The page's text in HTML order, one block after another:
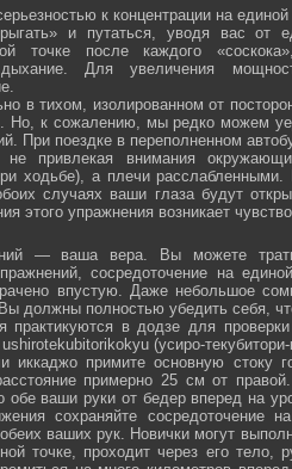
к концентрации на
и путаться, уводя вас от
точке после каждого
Для увеличения
в тихом, изолированном от
Но, к сожалению, мы редко можем
При поездке в переполненном
не привлекая внимания
ходьбе), а плечи расслабленными.
случаях ваши глаза будут
этого упражнения возникает
— ваша вера. Вы можете
сосредоточение на
впустую. Даже небольшое
должны полностью убедить себя,
в додзе для
(усиро-
иккаджо примите основную стоку
примерно 25 см от
обе ваши руки от бедер вперед на
сохраняйте сосредоточение
ваших рук. Новички могут
точке, проходит через его тело,